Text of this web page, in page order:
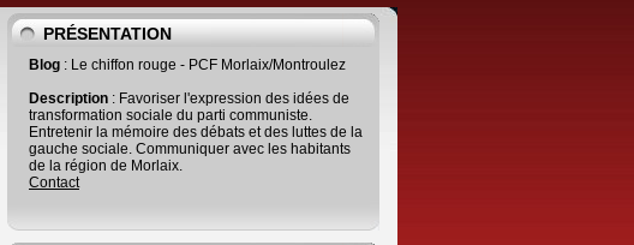
PRÉSENTATION
Blog : Le chiffon rouge - PCF Morlaix/Montroulez
Description : Favoriser l'expression des idées de
transformation sociale du parti communiste.
Entretenir la mémoire des débats et des luttes de la
gauche sociale. Communiquer avec les habitants
de la région de Morlaix.
Contact